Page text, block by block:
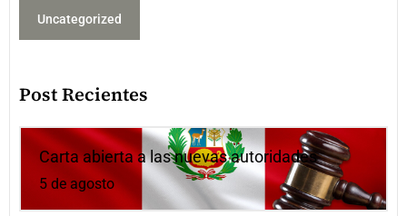
Uncategorized
Post Recientes
Carta abierta a las nuevas autoridades
5 de agosto